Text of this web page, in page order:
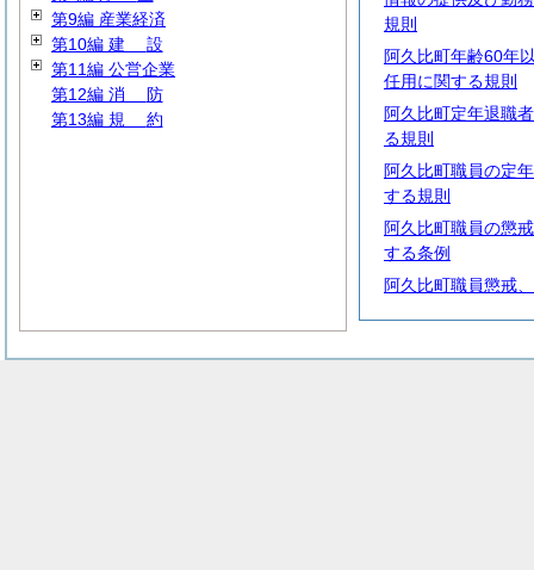
規則
阿久比町年齢60年
任用に関する規則
阿久比町定年退職
る規則
阿久比町職員の定
する規則
阿久比町職員の懲
する条例
阿久比町職員懲戒
第9編 産業経済
第10編 建 設
第11編 公営企業
第12編 消 防
第13編 規 約